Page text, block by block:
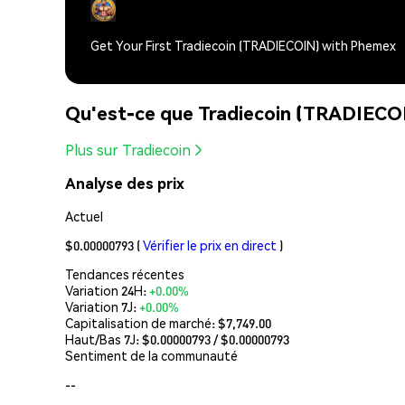
Get Your First Tradiecoin (TRADIECOIN) with Phemex
Qu'est-ce que Tradiecoin
Plus sur Tradiecoin
Analyse des prix
Actuel
$0.00000793 (Vérifier le prix en direct )
Tendances récentes
Variation 24H:+0.00%
Variation 7J:+0.00%
Capitalisation de marché:$7,749.00
Haut/Bas 7J: $0.00000793/ $0.00000793
Sentiment de la communauté
--